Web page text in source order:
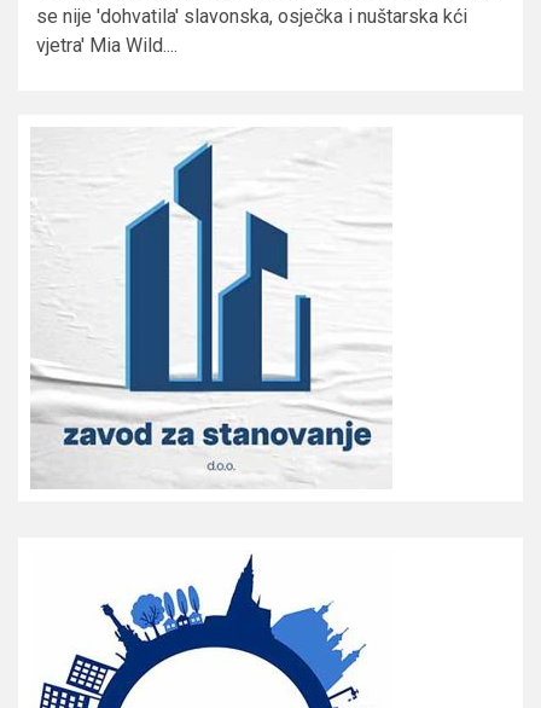
se nije 'dohvatila' slavonska, osječka i nuštarska kći
vjetra' Mia Wild....